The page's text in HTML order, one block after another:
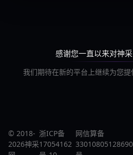
感谢您一直以来对神采
我们期待在新的平台上继续为您提
© 2018-
2026神采
浙ICP备
17054162
网信算备